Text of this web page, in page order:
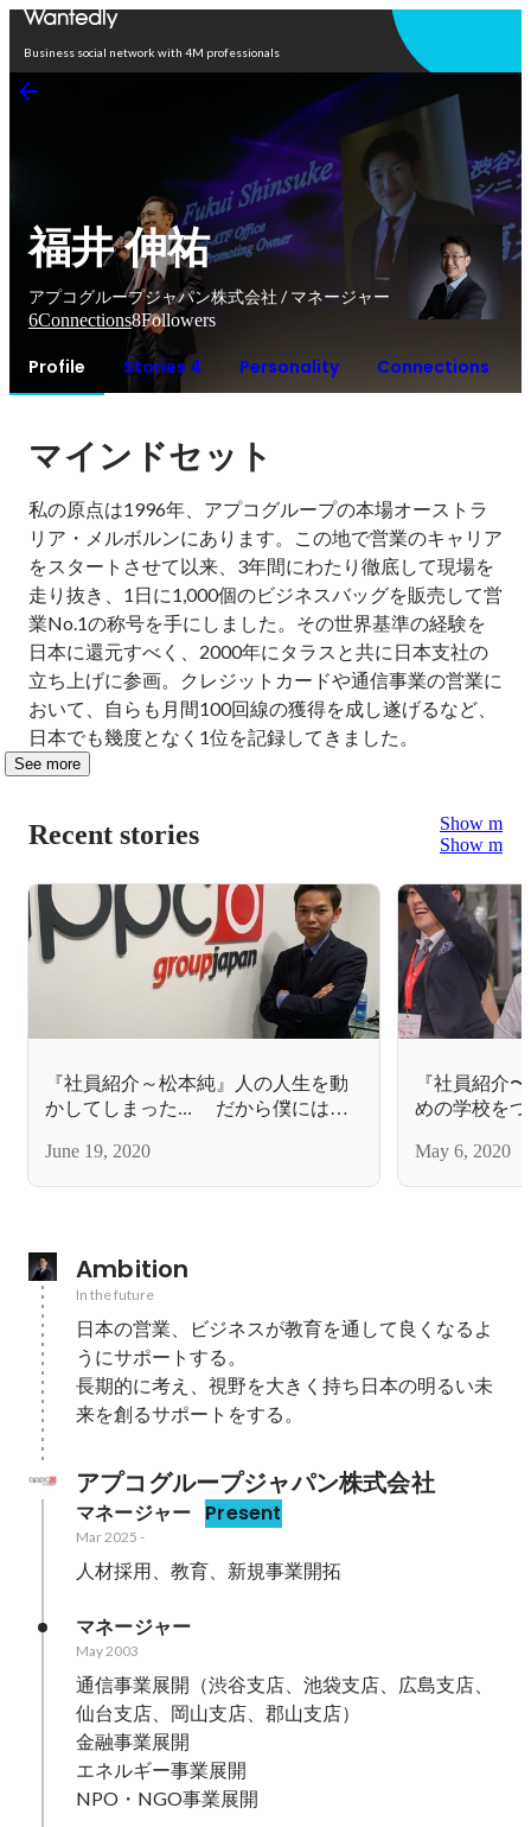
Business social network with 4M professionals
福井 伸祐
アプコグループジャパン株式会社 / マネージャー
6Connections8Followers
Profile Stories 4 Personality Connections
マインドセット
私の原点は1996年、アプコグループの本場オーストラ
リア・メルボルンにあります。この地で営業のキャリア
をスタートさせて以来、3年間にわたり徹底して現場を
走り抜き、1日に1,000個のビジネスバッグを販売して営
業No.1の称号を手にしました。その世界基準の経験を
日本に還元すべく、2000年にタラスと共に日本支社の
立ち上げに参画。クレジットカードや通信事業の営業に
おいて、自らも月間100回線の獲得を成し遂げるなど、
日本でも幾度となく1位を記録してきました。
See more
Recent stories
Show more
Show more
『社員紹介～松本純』人の人生を動
かしてしまった... だから僕には成
June 19, 2020
『社員紹介
めの学校を
May 6, 2020
Ambition
In the future
日本の営業、ビジネスが教育を通して良くなるよ
うにサポートする。
長期的に考え、視野を大きく持ち日本の明るい未
来を創るサポートをする。
アプコグループジャパン株式会社
マネージャー Present
Mar 2025 -
人材採用、教育、新規事業開拓
マネージャー
May 2003
通信事業展開（渋谷支店、池袋支店、広島支店、
仙台支店、岡山支店、郡山支店）
金融事業展開
エネルギー事業展開